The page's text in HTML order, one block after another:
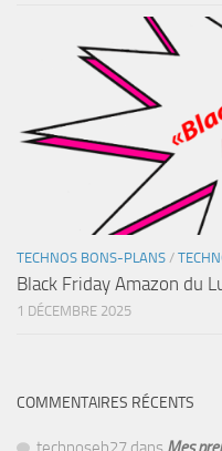
TECHNOS BONS-PLANS /
Black Friday Amazon du
1 DÉCEMBRE 2025
COMMENTAIRES RÉCENTS